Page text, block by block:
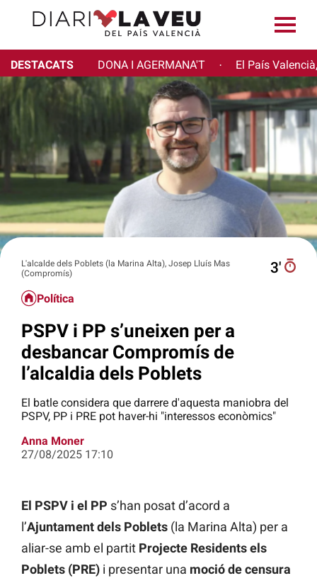
DESTACATS DONA I AGERMANA'T · El País
L'alcalde dels Poblets (la Marina Alta), Josep Lluís Mas
(Compromís)
3′
Política
PSPV i PP s’uneixen per a
desbancar Compromís de
l’alcaldia dels Poblets
El batle considera que darrere d'aquesta maniobra del
PSPV, PP i PRE pot haver-hi "interessos econòmics"
Anna Moner
27/08/2025 17:10
El PSPV i el PP s’han posat d’acord a
l’Ajuntament dels Poblets (la Marina Alta) per a
aliar-se amb el partit Projecte Residents els
Poblets (PRE) i presentar una mocióde censura